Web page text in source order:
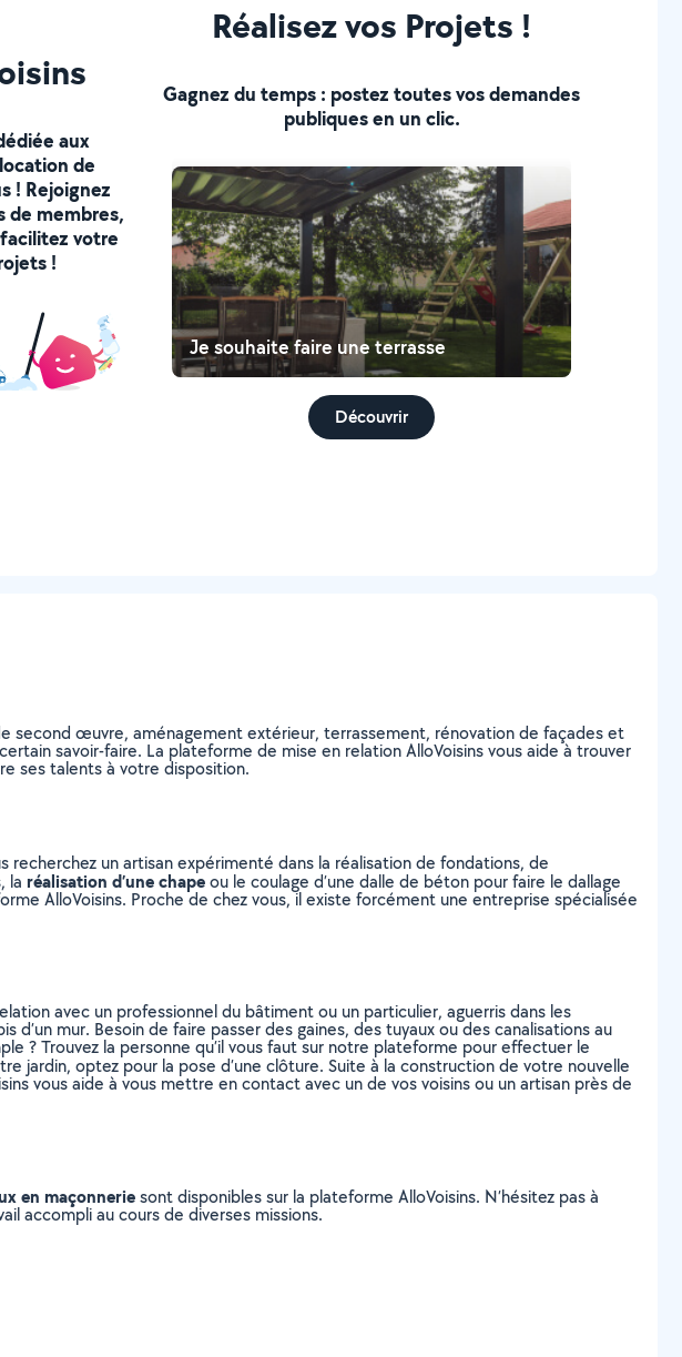
aux
de
! Rejoignez
de membres,
votre
!
Réalisez vos Projets !
Gagnez du temps : postez toutes vos demandes
publiques en un clic.
Je souhaite faire une terrasse
Découvrir
second œuvre, aménagement extérieur, terrassement, rénovation de façades et
savoir-faire. La plateforme de mise en relation AlloVoisins vous aide à trouver
ses talents à votre disposition.
recherchez un artisan expérimenté dans la réalisation de fondations, de
la réalisation d’une chapeou le coulage d’une dalle de béton pour faire le dallage
AlloVoisins. Proche de chez vous, il existe forcément une entreprise spécialisée
avec un professionnel du bâtiment ou un particulier, aguerris dans les
mur. Besoin de faire passer des gaines, des tuyaux ou des canalisations au
? Trouvez la personne qu’il vous faut sur notre plateforme pour effectuer le
jardin, optez pour la pose d’une clôture. Suite à la construction de votre nouvelle
vous aide à vous mettre en contact avec un de vos voisins ou un artisan près de
en maçonneriesont disponibles sur la plateforme AlloVoisins. N’hésitez pas à
accompli au cours de diverses missions.